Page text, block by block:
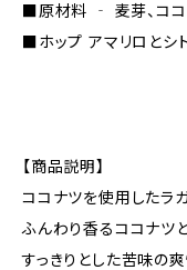
■原材料 ‐ 麦芽、ココ
■ホップ アマリロとシ
【商品説明】
ココナツを使用したラ
ふんわり香るココナツ
すっきりとした苦味の